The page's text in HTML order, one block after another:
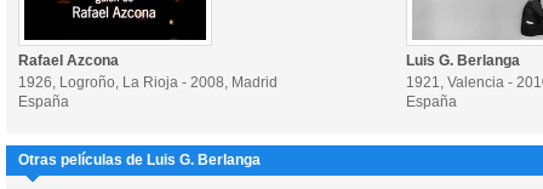
Rafael Azcona
1926, Logroño, La Rioja - 2008, Madrid
España
Luis G. Berlanga
1921, Valencia -
España
Otras películas de Luis G. Berlanga